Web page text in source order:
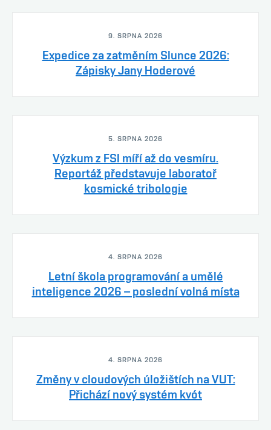
9. SRPNA 2026
Expedice za zatměním Slunce 2026:
Zápisky Jany Hoderové
5. SRPNA 2026
Výzkum z FSI míří až do vesmíru.
Reportáž představuje laboratoř
kosmické tribologie
4. SRPNA 2026
Letní škola programování a umělé
inteligence 2026 – poslední volná místa
4. SRPNA 2026
Změny v cloudových úložištích na VUT:
Přichází nový systém kvót